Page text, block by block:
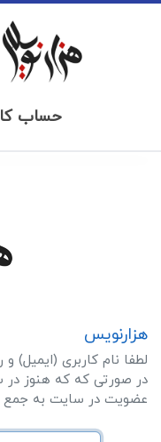
حساب
هزارنویس
لطفا نام کاربری (ایمیل) و
در صورتی که که هنوز در
عضویت در سایت به جمع